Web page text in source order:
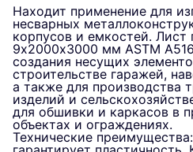
Находит применение для
несварных
корпусов и емкостей. Лист
9х2000х3000 мм ASTM
создания несущих
строительстве гаражей,
а также для производства
изделий и
для обшивки и каркасов в
объектах и ограждениях.
Технические